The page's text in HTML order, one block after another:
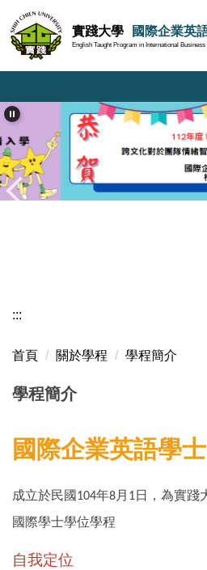
到
主
要
容
實踐大學 國際企業英
English Taught Program in International Business
:::
首頁 關於學程 學程簡介
學程簡介
國際企業英語學
成立於民國 104年8月 1日，為實踐
國際學士學位學程
自我定位